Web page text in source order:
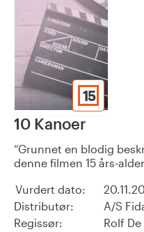
15
10 Kanoer
Grunnet en blodig
denne filmen 15 års-
Vurdert dato:
Distributør:
A/S
Regissør:
Rolf